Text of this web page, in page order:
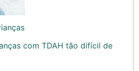
com TDAH tão difícil de